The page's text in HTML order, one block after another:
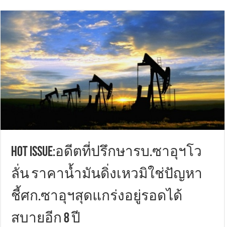
Hot Issue:อดีตที่ปรึกษารบ.ซาอุฯโว
ลั่น ราคาน้ำมันดิ่งเหวมิใช่ปัญหา
ชี้ศก.ซาอุฯสุดแกร่งอยู่รอดได้
สบายอีก 8 ปี